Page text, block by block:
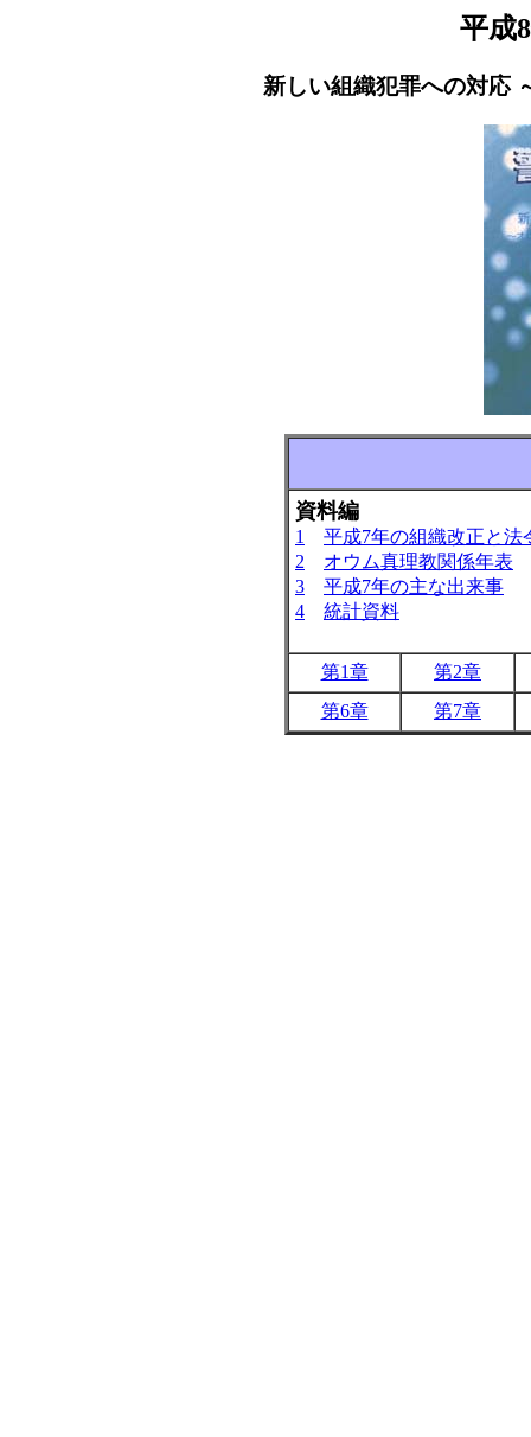
平成
新しい組織犯罪への対応
資料編
1
平成7年の組織改正と法
2
オウム真理教関係年表
3
平成7年の主な出来事
4
統計資料
第1章
第2章
第6章
第7章